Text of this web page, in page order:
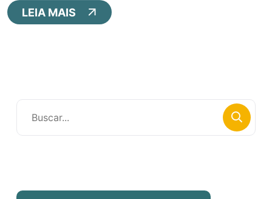
LEIA MAIS